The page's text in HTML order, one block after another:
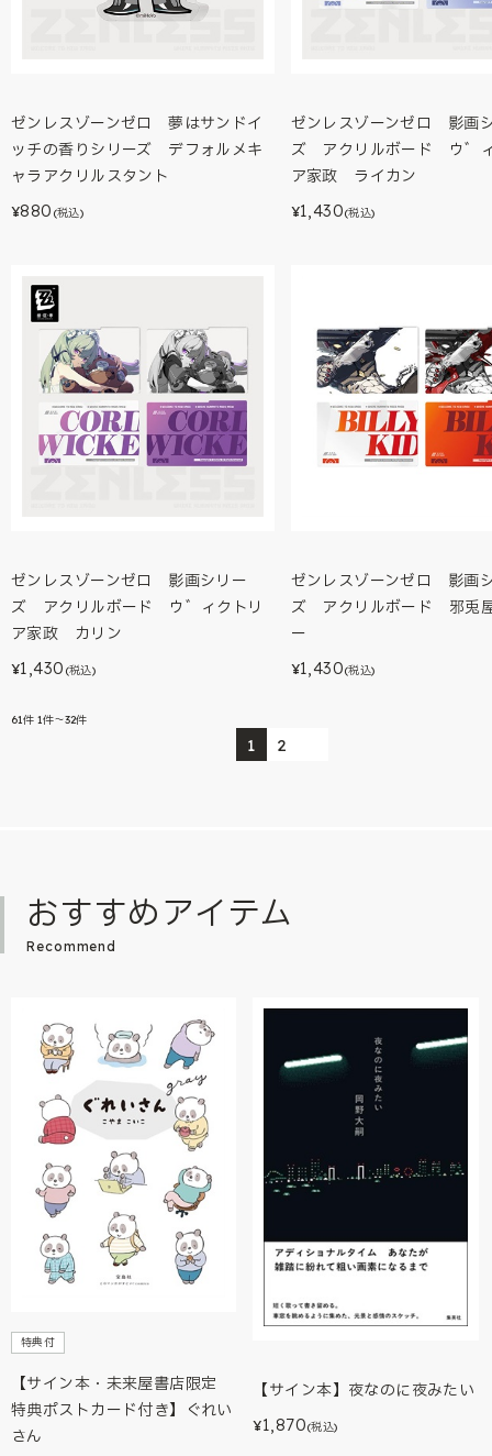
ゼンレスゾーンゼロ 夢はサンドイ
ッチの香りシリーズ デフォルメキ
ャラアクリルスタント
¥880 (税込)
ゼンレスゾーンゼロ 影画
ズ アクリルボード ウ゛
ア家政 ライカン
¥1,430(税込)
ゼンレスゾーンゼロ 影画シリー
ズ アクリルボード ウ゛ィクトリ
ア家政 カリン
¥1,430 (税込)
ゼンレスゾーンゼロ 影画
ズ アクリルボード 邪兎
ー
¥1,430(税込)
61件 1件～32件
1 2
おすすめアイテム
Recommend
特典付
【サイン本・未来屋書店限定
特典ポストカード付き】ぐれい
さん
【サイン本】夜なのに夜みたい
¥1,870(税込)